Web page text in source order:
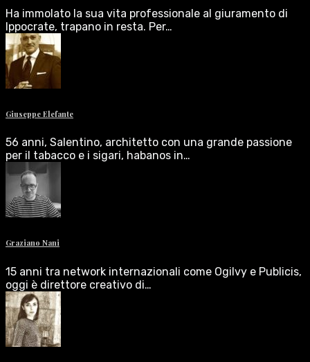
Ha immolato la sua vita professionale al giuramento di
Ippocrate, trapano in resta. Per…
Giuseppe Elefante
56 anni, Salentino, architetto con una grande passione
per il tabacco e i sigari, habanos in…
Graziano Nani
15 anni tra network internazionali come Ogilvy e Publicis,
oggi è direttore creativo di…